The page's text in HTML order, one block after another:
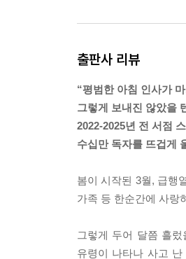
아버지 장례식에는 발
다.
나는 현장에서 일하는
시선 끄트머리에서 웃
밟지 못하는 나를 위해
출근했다가 녹초가 돼
나는 아버지에게 사죄
--- pp.147-148
출판사 리뷰
“평범한 아침 인사가
그렇게 보내진 않았을
2022-2025년 전 서점
수십만 독자를 뜨겁게
봄이 시작된 3월, 급행
가족 등 한순간에 사랑
그렇게 두어 달쯤 흘렀
유령이 나타나 사고